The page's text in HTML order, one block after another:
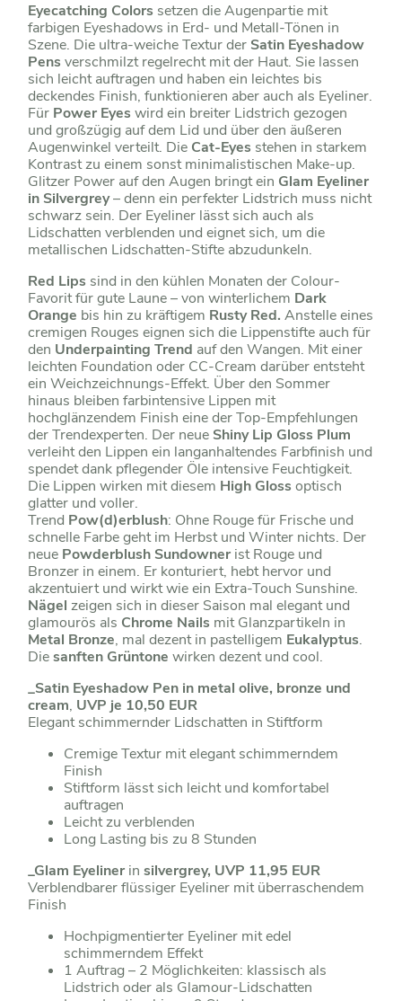
Eyecatching Colors setzen die Augenpartie mit
farbigen Eyeshadows in Erd- und Metall-Tönen in
Szene. Die ultra-weiche Textur der Satin Eyeshadow
Pens verschmilzt regelrecht mit der Haut. Sie lassen
sich leicht auftragen und haben ein leichtes bis
deckendes Finish, funktionieren aber auch als Eyeliner.
Für Power Eyes wird ein breiter Lidstrich gezogen
und großzügig auf dem Lid und über den äußeren
Augenwinkel verteilt. Die Cat-Eyes stehen in starkem
Kontrast zu einem sonst minimalistischen Make-up.
Glitzer Power auf den Augen bringt ein Glam Eyeliner
in Silvergrey– denn ein perfekter Lidstrich muss nicht
schwarz sein. Der Eyeliner lässt sich auch als
Lidschatten verblenden und eignet sich, um die
metallischen Lidschatten-Stifte abzudunkeln.
Red Lips sind in den kühlen Monaten der Colour-
Favorit für gute Laune – von winterlichem Dark
Orange bis hin zu kräftigem Rusty Red.Anstelle eines
cremigen Rouges eignen sich die Lippenstifte auch für
den Underpainting Trend auf den Wangen. Mit einer
leichten Foundation oder CC-Cream darüber entsteht
ein Weichzeichnungs-Effekt. Über den Sommer
hinaus bleiben farbintensive Lippen mit
hochglänzendem Finish eine der Top-Empfehlungen
der Trendexperten. Der neue Shiny Lip Gloss Plum
verleiht den Lippen ein langanhaltendes Farbfinish und
spendet dank pflegender Öle intensive Feuchtigkeit.
Die Lippen wirken mit diesem High Gloss optisch
glatter und voller.
Trend Pow(d)erblush: Ohne Rouge für Frische und
schnelle Farbe geht im Herbst und Winter nichts. Der
neue Powderblush Sundowner ist Rouge und
Bronzer in einem. Er konturiert, hebt hervor und
akzentuiert und wirkt wie ein Extra-Touch Sunshine.
Nägel zeigen sich in dieser Saison mal elegant und
glamourös als Chrome Nails mit Glanzpartikeln in
Metal Bronze, mal dezent in pastelligem Eukalyptus.
Diesanften Grüntone wirken dezent und cool.
_Satin Eyeshadow Pen in metal olive, bronze und
cream, UVP je 10,50 EUR
Elegant schimmernder Lidschatten in Stiftform
Cremige Textur mit elegant schimmerndem
Finish
Stiftform lässt sich leicht und komfortabel
auftragen
Leicht zu verblenden
Long Lasting bis zu 8 Stunden
_Glam Eyeliner insilvergrey, UVP 11,95 EUR
Verblendbarer flüssiger Eyeliner mit überraschendem
Finish
Hochpigmentierter Eyeliner mit edel
schimmerndem Effekt
1 Auftrag – 2 Möglichkeiten: klassisch als
Lidstrich oder als Glamour-Lidschatten